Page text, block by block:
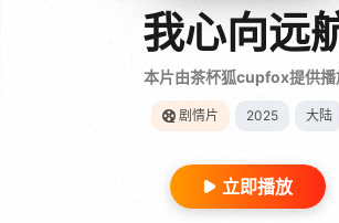
我心向远
本片由茶杯狐cupfox提供播
剧情片 2025 大陆
立即播放